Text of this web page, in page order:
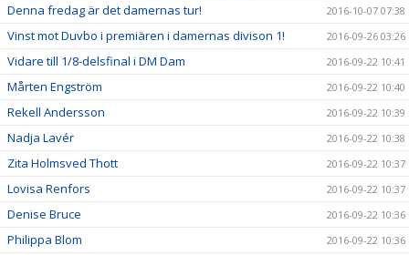
Denna fredag är det damernas tur! 2016-10-07 07:38
Vinst mot Duvbo i premiären i damernas divison 1! 2016-09-26 03:26
Vidare till 1/8-delsfinal i DM Dam 2016-09-22 10:41
Mårten Engström 2016-09-22 10:40
Rekell Andersson 2016-09-22 10:39
Nadja Lavér 2016-09-22 10:38
Zita Holmsved Thott 2016-09-22 10:37
Lovisa Renfors 2016-09-22 10:37
Denise Bruce 2016-09-22 10:36
Philippa Blom 2016-09-22 10:36